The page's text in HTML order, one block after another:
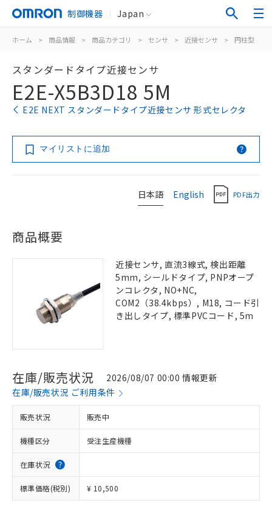
制御機器 Japan
ホーム > 商品情報 > 商品カテゴリ > センサ > 近接センサ > 円柱型
スタンダードタイプ近接センサ
E2E-X5B3D18 5M
E2E NEXT スタンダードタイプ近接センサ 形式セレクタ
マイリストに追加
日本語 English PDF出力
商品概要
近接センサ, 直流3線式, 検出距離
5mm, シールドタイプ, PNPオープ
ンコレクタ, NO+NC,
COM2（38.4kbps）, M18, コード引
き出しタイプ, 標準PVCコード, 5m
在庫/販売状況
2026/08/07 00:00 情報更新
在庫/販売状況 ご利用条件
販売状況 販売中
機種区分 受注生産機種
在庫状況
標準価格(税別) ¥ 10,500